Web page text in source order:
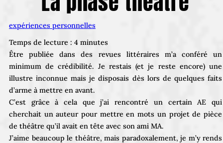
expériences personnelles
Temps de lecture : 4 minutes
Être publiée dans des revues littéraires m’a conféré un
minimum de crédibilité. Je restais (et je reste encore) une
illustre inconnue mais je disposais dès lors de quelques faits
d’arme à mettre en avant.
C’est grâce à cela que j’ai rencontré un certain AE qui
cherchait un auteur pour mettre en mots un projet de pièce
de théâtre qu’il avait en tête avec son ami MA.
J’aime beaucoup le théâtre, mais paradoxalement, je m’y rends